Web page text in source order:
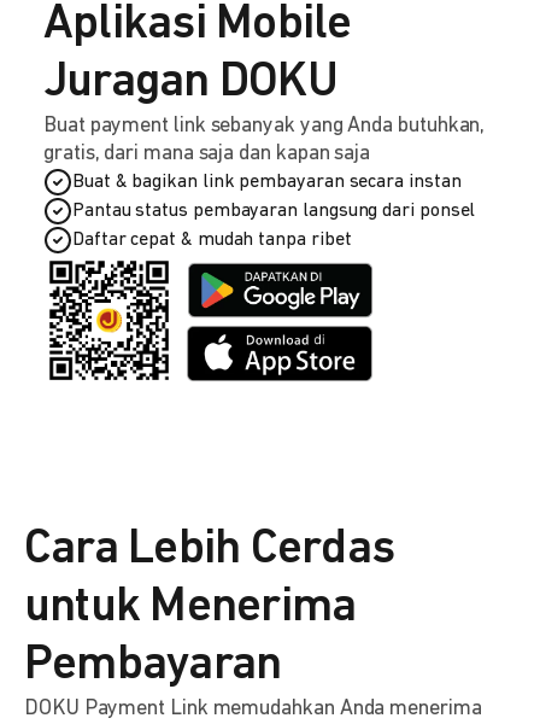
Aplikasi Mobile
Juragan DOKU
Buat payment link sebanyak yang Anda butuhkan,
gratis, dari mana saja dan kapan saja
Buat & bagikan link pembayaran secara instan
Pantau status pembayaran langsung dari ponsel
Daftar cepat & mudah tanpa ribet
Cara Lebih Cerdas
untuk Menerima
Pembayaran
DOKU Payment Link memudahkan Anda menerima